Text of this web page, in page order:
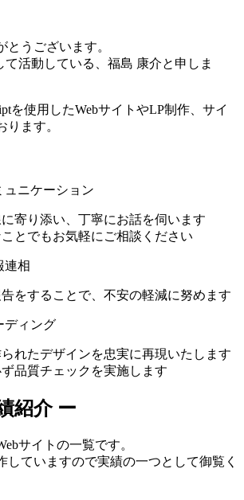
とうございます。
て活動している、福島 康介と申しま
を使用したWebサイトやLP制作、サイ
ります。
ニケーション
寄り添い、丁寧にお話を伺います
とでもお気軽にご相談ください
連相
をすることで、不安の軽減に努めます
ィング
れたデザインを忠実に再現いたします
品質チェックを実施します
紹介 ー
サイトの一覧です。
していますので実績の一つとして御覧く